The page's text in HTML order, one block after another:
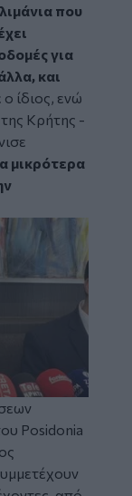
που
για
και
ίδιος, ενώ
Κρήτης -
μικρότερα
Posidonia